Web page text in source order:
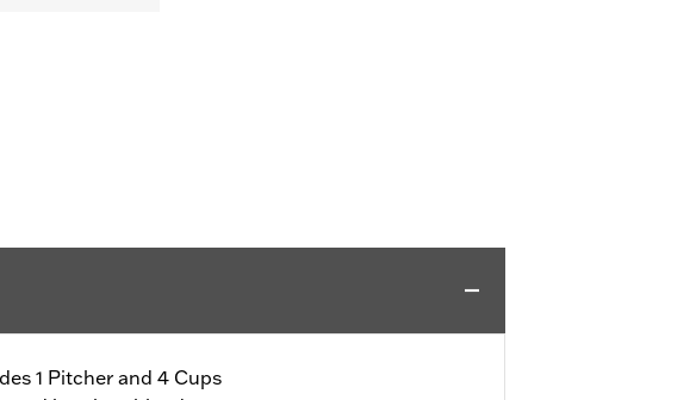
1 Pitcher and 4 Cups